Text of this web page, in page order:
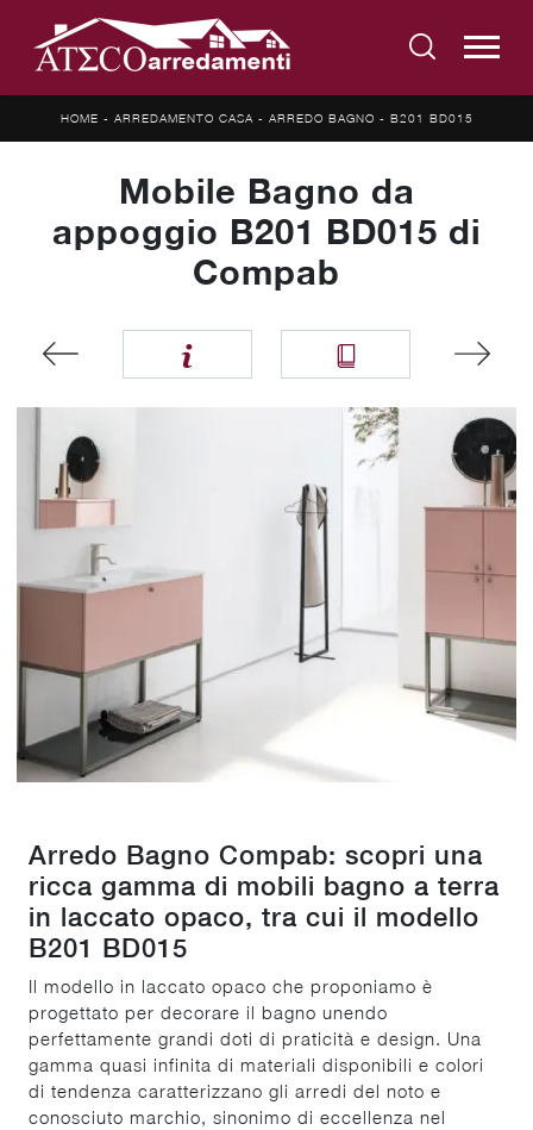
HOME - ARREDAMENTO CASA - ARREDO BAGNO - B201 BD015
Mobile Bagno da
appoggio B201 BD015 di
Compab
Arredo Bagno Compab: scopri una
ricca gamma di mobili bagno a terra
in laccato opaco, tra cui il modello
B201 BD015
Il modello in laccato opaco che proponiamo è
progettato per decorare il bagno unendo
perfettamente grandi doti di praticità e design. Una
gamma quasi infinita di materiali disponibili e colori
di tendenza caratterizzano gli arredi del noto e
conosciuto marchio, sinonimo di eccellenza nel